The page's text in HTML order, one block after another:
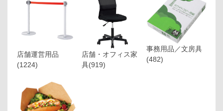
店舗運営用品
(1224)
店舗・オフィス家
具(919)
事務用品／文房具
(482)